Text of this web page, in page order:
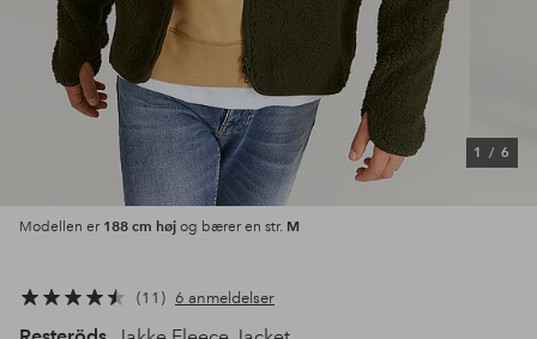
1 / 6
Modellen er 188 cm høj og bærer en str. M
11 6 anmeldelser